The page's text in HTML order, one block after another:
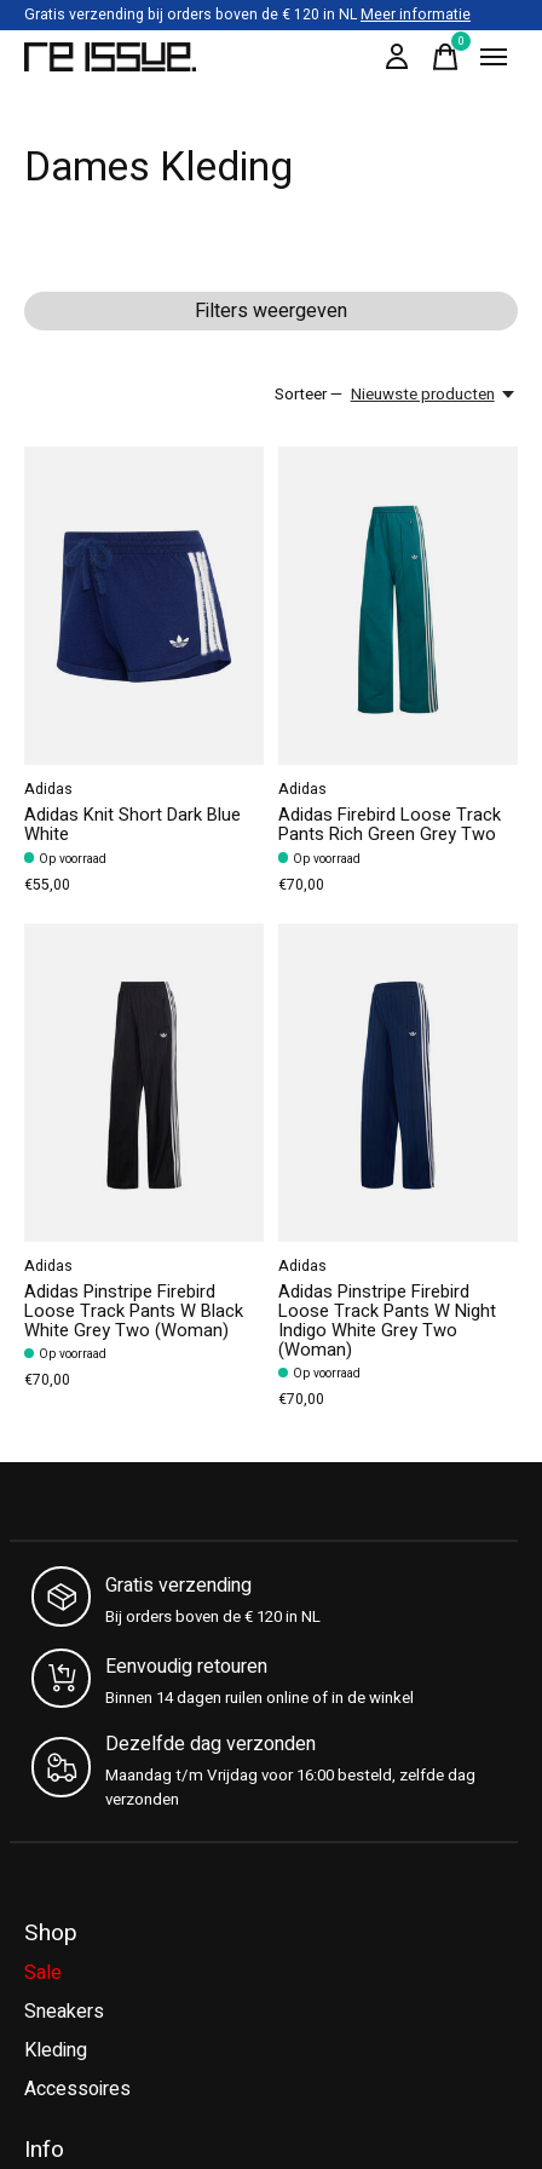
Gratis verzending bij orders boven de € 120 in NLMeer informatie
0items
Dames Kleding
Filters weergeven
Sorteer — Nieuwste producten
Adidas
Adidas Knit Short Dark Blue
White
Op voorraad
€55,00
Adidas
Adidas Firebird Loose Track
Pants Rich Green Grey Two
Op voorraad
€70,00
Adidas
Adidas Pinstripe Firebird
Loose Track Pants W Black
White Grey Two (Woman)
Op voorraad
€70,00
Adidas
Adidas Pinstripe Firebird
Loose Track Pants W Night
Indigo White Grey Two
(Woman)
Op voorraad
€70,00
Gratis verzending
Bij orders boven de € 120 in NL
Eenvoudig retouren
Binnen 14 dagen ruilen online of in de winkel
Dezelfde dag verzonden
Maandag t/m Vrijdag voor 16:00 besteld, zelfde dag
verzonden
Shop
Sale
Sneakers
Kleding
Accessoires
Info